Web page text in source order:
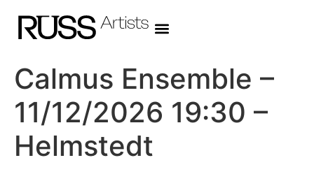
Calmus Ensemble –
11/12/2026 19:30 –
Helmstedt